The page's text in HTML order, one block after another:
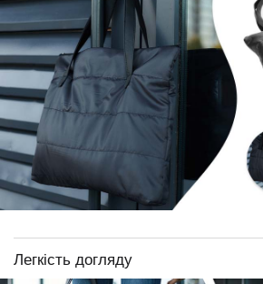
Легкість догляду